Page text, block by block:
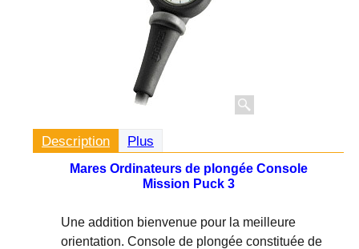
Description Plus
Mares Ordinateurs de plongée Console
Mission Puck 3
Une addition bienvenue pour la meilleure
orientation. Console de plongée constituée de